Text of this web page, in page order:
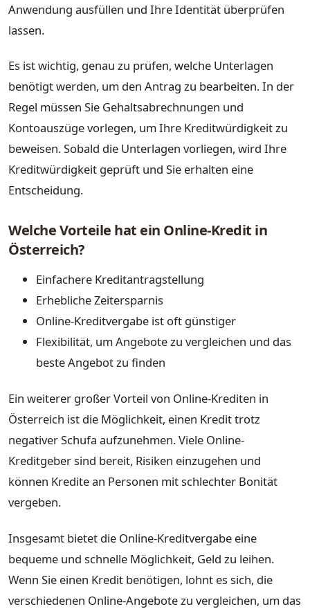
Anwendung ausfüllen und Ihre Identität überprüfen
lassen.
Es ist wichtig, genau zu prüfen, welche Unterlagen
benötigt werden, um den Antrag zu bearbeiten. In der
Regel müssen Sie Gehaltsabrechnungen und
Kontoauszüge vorlegen, um Ihre Kreditwürdigkeit zu
beweisen. Sobald die Unterlagen vorliegen, wird Ihre
Kreditwürdigkeit geprüft und Sie erhalten eine
Entscheidung.
Welche Vorteile hat ein Online-Kredit in
Österreich?
Einfachere Kreditantragstellung
Erhebliche Zeitersparnis
Online-Kreditvergabe ist oft günstiger
Flexibilität, um Angebote zu vergleichen und das
beste Angebot zu finden
Ein weiterer großer Vorteil von Online-Krediten in
Österreich ist die Möglichkeit, einen Kredit trotz
negativer Schufa aufzunehmen. Viele Online-
Kreditgeber sind bereit, Risiken einzugehen und
können Kredite an Personen mit schlechter Bonität
vergeben.
Insgesamt bietet die Online-Kreditvergabe eine
bequeme und schnelle Möglichkeit, Geld zu leihen.
Wenn Sie einen Kredit benötigen, lohnt es sich, die
verschiedenen Online-Angebote zu vergleichen, um das